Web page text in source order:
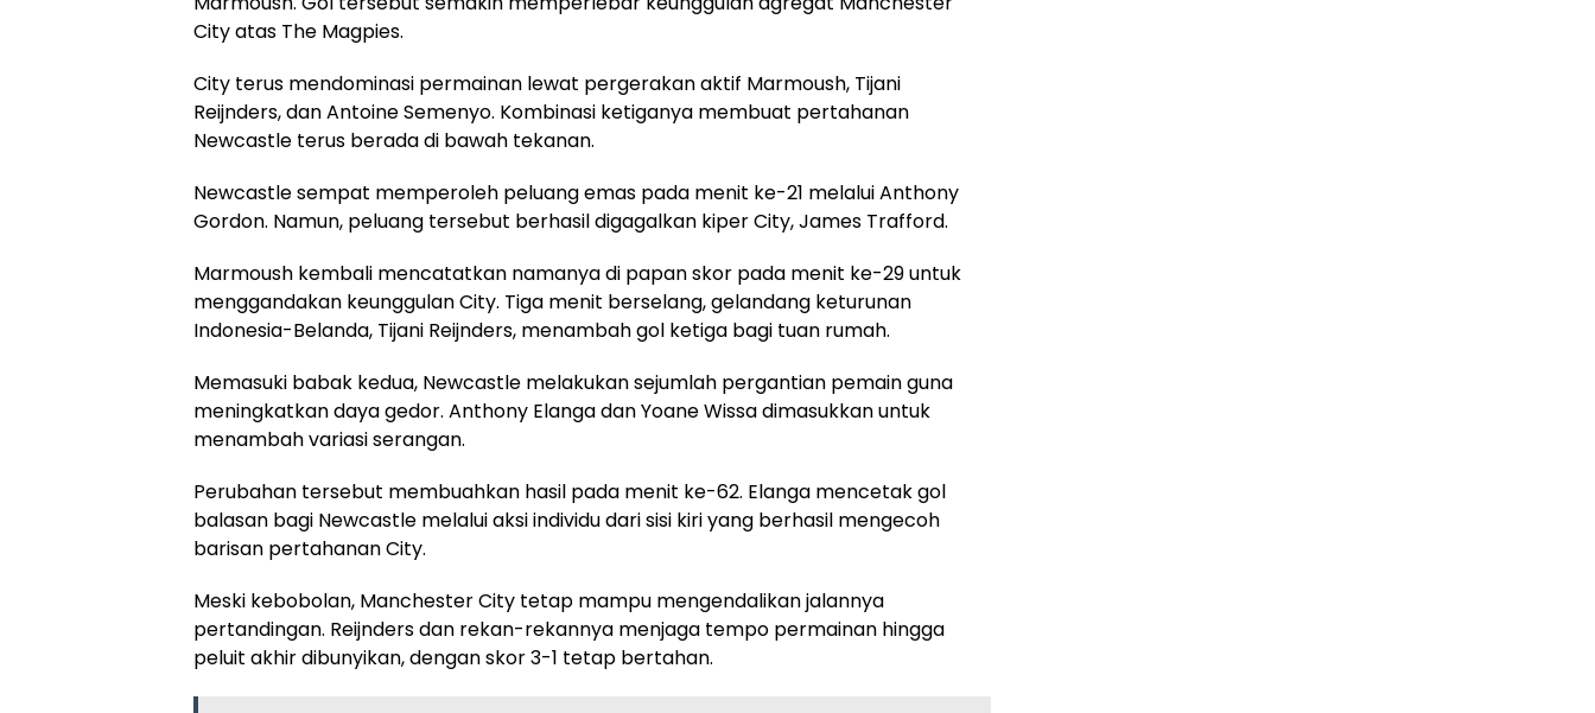
City atas The Magpies.
City terus mendominasi permainan lewat pergerakan aktif Marmoush, Tijani
Reijnders, dan Antoine Semenyo. Kombinasi ketiganya membuat pertahanan
Newcastle terus berada di bawah tekanan.
Newcastle sempat memperoleh peluang emas pada menit ke-21 melalui Anthony
Gordon. Namun, peluang tersebut berhasil digagalkan kiper City, James Trafford.
Marmoush kembali mencatatkan namanya di papan skor pada menit ke-29 untuk
menggandakan keunggulan City. Tiga menit berselang, gelandang keturunan
Indonesia-Belanda, Tijani Reijnders, menambah gol ketiga bagi tuan rumah.
Memasuki babak kedua, Newcastle melakukan sejumlah pergantian pemain guna
meningkatkan daya gedor. Anthony Elanga dan Yoane Wissa dimasukkan untuk
menambah variasi serangan.
Perubahan tersebut membuahkan hasil pada menit ke-62. Elanga mencetak gol
balasan bagi Newcastle melalui aksi individu dari sisi kiri yang berhasil mengecoh
barisan pertahanan City.
Meski kebobolan, Manchester City tetap mampu mengendalikan jalannya
pertandingan. Reijnders dan rekan-rekannya menjaga tempo permainan hingga
peluit akhir dibunyikan, dengan skor 3-1 tetap bertahan.